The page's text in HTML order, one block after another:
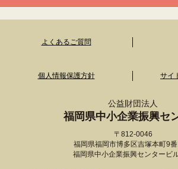
よくあるご質問
個人情報保護方針 サイ
公益財団法人
福岡県中小企業振興セ
〒812-0046
福岡県福岡市博多区吉塚本町9
福岡県中小企業振興センタービ